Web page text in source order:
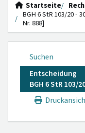
Startseite
BGH 6 StR 103/20 -
Nr. 888]
Suchen
Entscheidung
BGH 6 StR 103/